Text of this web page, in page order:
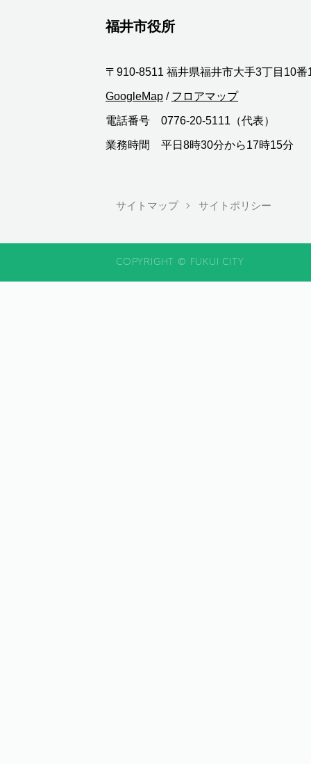
福井市役所
〒910-8511 福井県福井市大手3丁目10番
GoogleMap / フロアマップ
電話番号 0776-20-5111（代表）
業務時間 平日8時30分から17時15分
サイトマップ サイトポリシー
COPYRIGHT © FUKUI CITY